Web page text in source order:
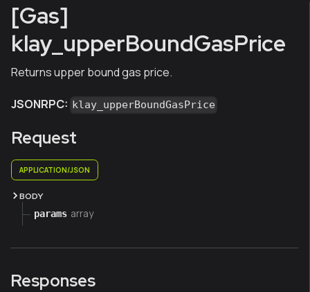
[Gas]
klay_upperBoundGasPrice
Returns upper bound gas price.
JSONRPC: klay_upperBoundGasPrice
Request
APPLICATION/JSON
BODY
params array
Responses